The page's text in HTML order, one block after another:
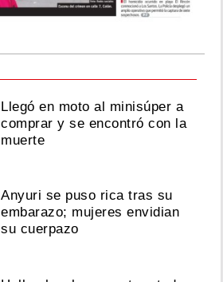
Llegó en moto al minisúper a
comprar y se encontró con la
muerte
Anyuri se puso rica tras su
embarazo; mujeres envidian
su cuerpazo